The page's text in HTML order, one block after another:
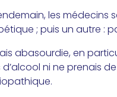
les médecins
; puis un autre :
abasourdie, en
ni ne prenais